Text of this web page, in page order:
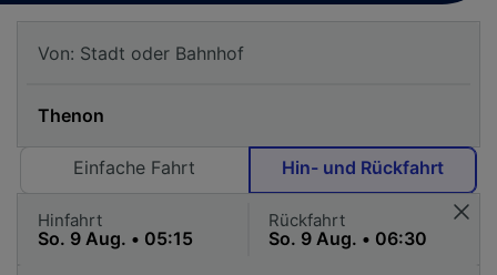
Einfache Fahrt Hin- und Rückfahrt
Hinfahrt Rückfahrt